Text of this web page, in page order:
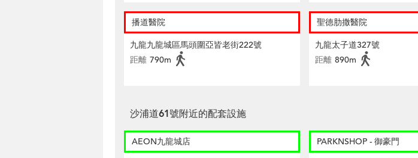
播道醫院
九龍九龍城區馬頭圍亞皆老街222號
距離 790m
聖德肋撒醫院
九龍太子道327號
距離 890m
沙浦道61號附近的配套設施
AEON九龍城店
PARKNSHOP - 御豪門